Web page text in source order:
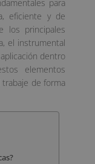
para
eficiente y de
los principales
el instrumental
dentro
elementos
de forma